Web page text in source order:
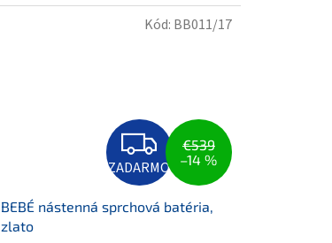
Z
A
D
A
R
M
O
ZADARMO
€539
–14 %
BEBÉ nástenná sprchová batéria,
zlato
Kód: BB011/17